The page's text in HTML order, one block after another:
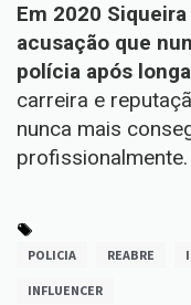
Em 2020
acusação que
polícia após
carreira e
nunca mais
profissionalmente.
POLICIA REABRE
INFLUENCER